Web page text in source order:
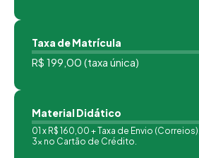
Taxa de Matrícula
R$ 199,00 (taxa única)
Material Didático
01 x R$ 160,00 + Taxa de Envio
3x no Cartão de Crédito.